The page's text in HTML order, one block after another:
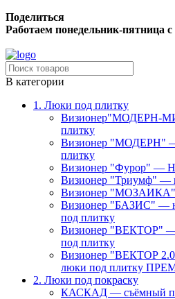
Поделиться
Работаем понедельник-пятница с
В категории
1. Люки под плитку
Визионер"МОДЕРН-
плитку
Визионер "МОДЕРН"
плитку
Визионер "Фурор" —
Визионер "Триумф" —
Визионер "МОЗАИКА"
Визионер "БАЗИС" —
под плитку
Визионер "ВЕКТОР"
под плитку
Визионер "ВЕКТОР
люки под плитку
2. Люки под покраску
КАСКАД — съёмный